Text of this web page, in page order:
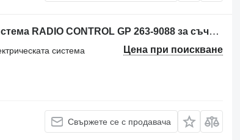
Друга резервна част на електрическата система RADIO CONTROL GP 263-9088 за съчленен самосвал Caterpillar 740
Цена при поискване
система
Свържете се с продавача